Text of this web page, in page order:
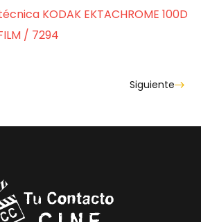
KODAK EKTACHROME 100D
/ 7294
Siguiente